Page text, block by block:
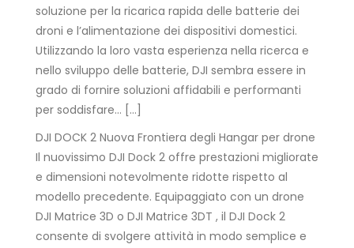
soluzione per la ricarica rapida delle batterie dei
droni e l’alimentazione dei dispositivi domestici.
Utilizzando la loro vasta esperienza nella ricerca e
nello sviluppo delle batterie, DJI sembra essere in
grado di fornire soluzioni affidabili e performanti
per soddisfare… […]
DJI DOCK 2 Nuova Frontiera degli Hangar per drone
Il nuovissimo DJI Dock 2 offre prestazioni migliorate
e dimensioni notevolmente ridotte rispetto al
modello precedente. Equipaggiato con un drone
DJI Matrice 3D o DJI Matrice 3DT , il DJI Dock 2
consente di svolgere attività in modo semplice e